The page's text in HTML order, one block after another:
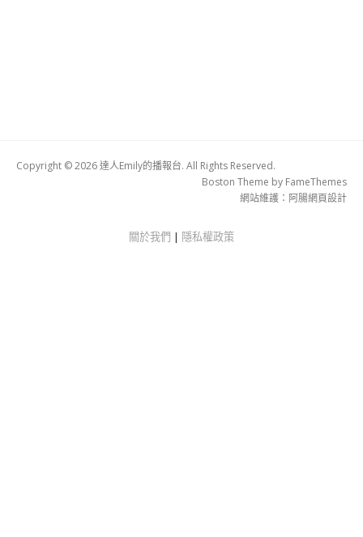
Copyright © 2026 達人Emily的播報台. All Rights Reserved.
Boston Theme by FameThemes
網站維護： 阿腸網頁設計
關於我們 | 隱私權政策